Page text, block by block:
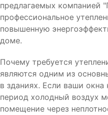
предлагаемых компанией
профессиональное
повышенную
доме.
Почему требуется
являются одним из
в зданиях. Если ваши
период холодный воздух
помещение через